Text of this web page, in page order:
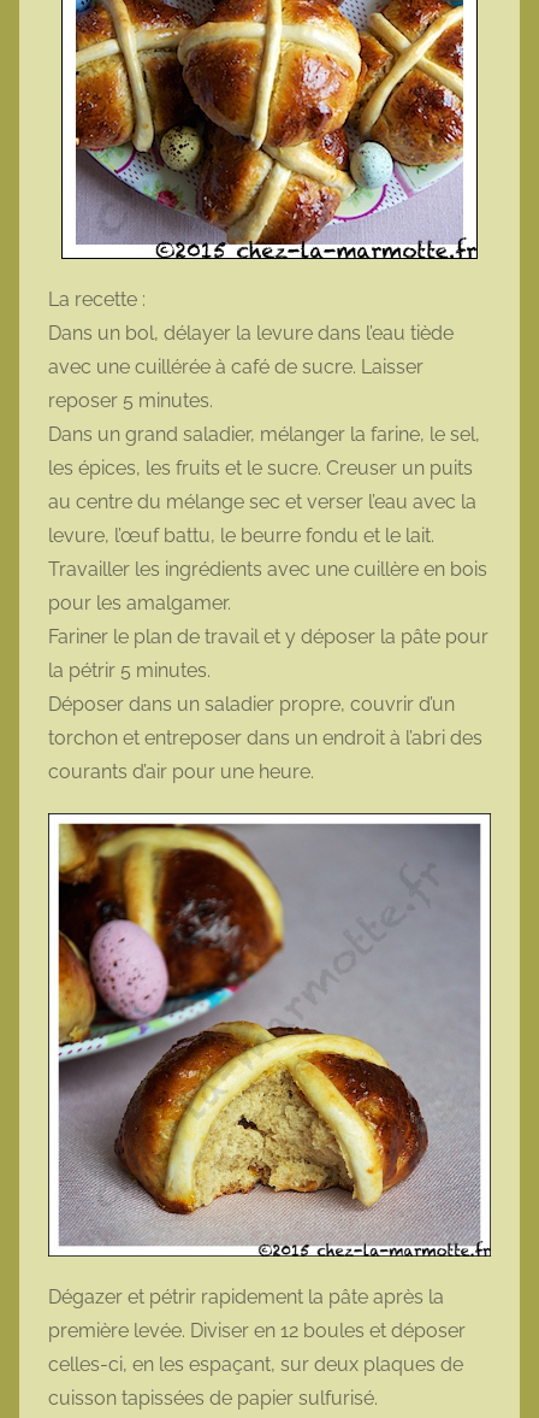
La recette :
Dans un bol, délayer la levure dans l’eau tiède
avec une cuillérée à café de sucre. Laisser
reposer 5 minutes.
Dans un grand saladier, mélanger la farine, le sel,
les épices, les fruits et le sucre. Creuser un puits
au centre du mélange sec et verser l’eau avec la
levure, l’œuf battu, le beurre fondu et le lait.
Travailler les ingrédients avec une cuillère en bois
pour les amalgamer.
Fariner le plan de travail et y déposer la pâte pour
la pétrir 5 minutes.
Déposer dans un saladier propre, couvrir d’un
torchon et entreposer dans un endroit à l’abri des
courants d’air pour une heure.
Dégazer et pétrir rapidement la pâte après la
première levée. Diviser en 12 boules et déposer
celles-ci, en les espaçant, sur deux plaques de
cuisson tapissées de papier sulfurisé.